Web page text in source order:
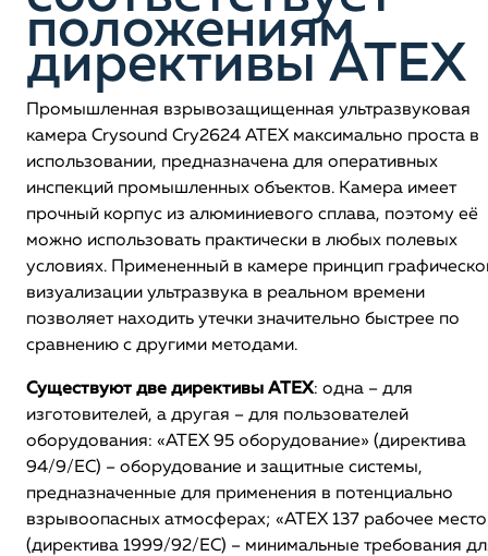
положениям
директивы ATEX
Промышленная взрывозащищенная ультразвуковая
камера Crysound Cry2624 АТЕХ максимально проста в
использовании, предназначена для оперативных
инспекций промышленных объектов. Камера имеет
прочный корпус из алюминиевого сплава, поэтому её
можно использовать практически в любых полевых
условиях. Примененный в камере принцип
визуализации ультразвука в реальном времени
позволяет находить утечки значительно быстрее по
сравнению с другими методами.
Существуют две директивы ATEX: одна – для
изготовителей, а другая – для пользователей
оборудования: «ATEX 95 оборудование» (директива
94/9/EC) – оборудование и защитные системы,
предназначенные для применения в потенциально
взрывоопасных атмосферах; «ATEX 137 рабочее
(директива 1999/92/EC) – минимальные требования